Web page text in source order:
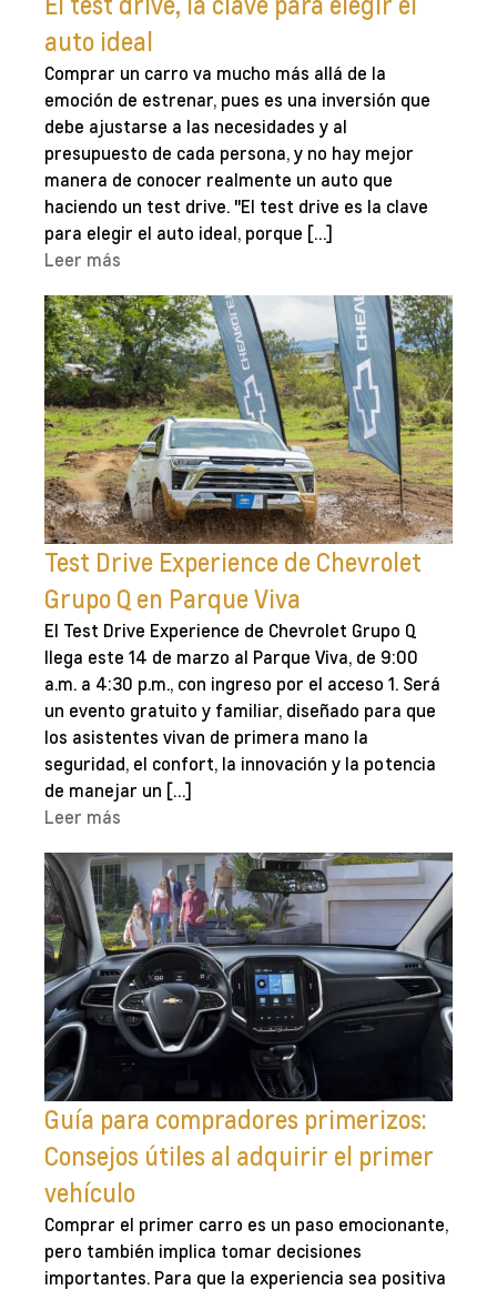
auto ideal
Comprar un carro va mucho más allá de la
emoción de estrenar, pues es una inversión que
debe ajustarse a las necesidades y al
presupuesto de cada persona, y no hay mejor
manera de conocer realmente un auto que
haciendo un test drive. "El test drive es la clave
para elegir el auto ideal, porque […]
Leer más
Test Drive Experience de Chevrolet
Grupo Q en Parque Viva
El Test Drive Experience de Chevrolet Grupo Q
llega este 14 de marzo al Parque Viva, de 9:00
a.m. a 4:30 p.m., con ingreso por el acceso 1. Será
un evento gratuito y familiar, diseñado para que
los asistentes vivan de primera mano la
seguridad, el confort, la innovación y la potencia
de manejar un […]
Leer más
Guía para compradores primerizos:
Consejos útiles al adquirir el primer
vehículo
Comprar el primer carro es un paso emocionante,
pero también implica tomar decisiones
importantes. Para que la experiencia sea positiva